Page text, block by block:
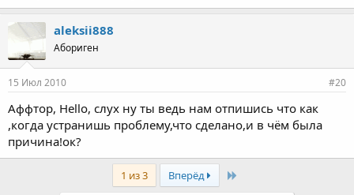
aleksii888
Абориген
15 Июл 2010 #20
Аффтор, Hello, слух ну ты ведь нам отпишись что как
,когда устранишь проблему,что сделано,и в чём была
причина!ок?
1 из 3 Вперёд Last